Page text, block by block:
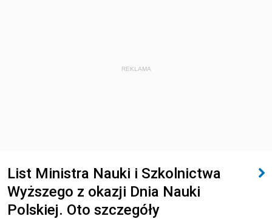
REKLAMA
List Ministra Nauki i Szkolnictwa
Wyższego z okazji Dnia Nauki
Polskiej. Oto szczegóły